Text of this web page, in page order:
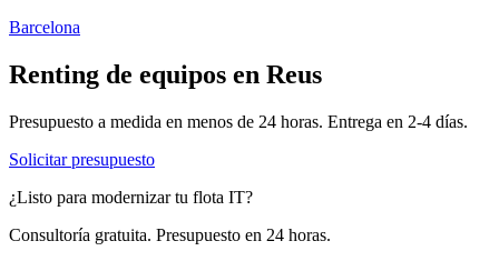
Barcelona
Renting de equipos en Reus
Presupuesto a medida en menos de 24 horas. Entrega en 2-4 días.
Solicitar presupuesto
¿Listo para modernizar tu flota IT?
Consultoría gratuita. Presupuesto en 24 horas.